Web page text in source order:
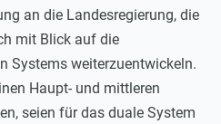
an die Landesregierung, die
mit Blick auf die
Systems weiterzuentwickeln.
Haupt- und mittleren
seien für das duale System